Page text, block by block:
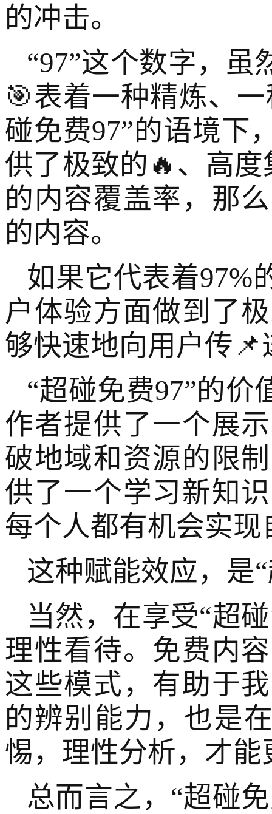
的冲击。
“97”这个数字，
🎯表着一种精炼、
碰免费97”的语境下
供了极致的🔥、高度
的内容覆盖率，那
的内容。
如果它代表着97%
户体验方面做到了
够快速地向用户传
“超碰免费97”的
作者提供了一个展
破地域和资源的限
供了一个学习新知
每个人都有机会实
这种赋能效应，是
当然，在享受“超
理性看待。免费内
这些模式，有助于
的辨别能力，也是
惕，理性分析，才
总而言之，“超碰